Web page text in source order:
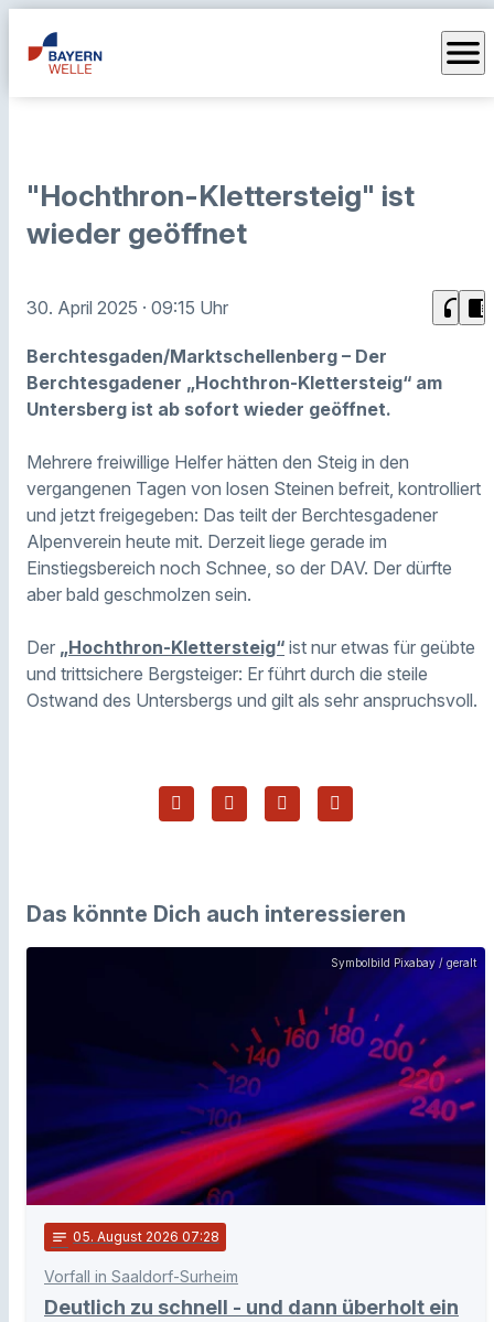
menu
"Hochthron-Klettersteig" ist
wieder geöffnet
30. April 2025 · 09:15 Uhr headphones chrome_reader_mode
Berchtesgaden/Marktschellenberg – Der
Berchtesgadener „Hochthron-Klettersteig“ am
Untersberg ist ab sofort wieder geöffnet.
Mehrere freiwillige Helfer hätten den Steig in den
vergangenen Tagen von losen Steinen befreit, kontrolliert
und jetzt freigegeben: Das teilt der Berchtesgadener
Alpenverein heute mit. Derzeit liege gerade im
Einstiegsbereich noch Schnee, so der DAV. Der dürfte
aber bald geschmolzen sein.
Der „Hochthron-Klettersteig“ ist nur etwas für geübte
und trittsichere Bergsteiger: Er führt durch die steile
Ostwand des Untersbergs und gilt als sehr anspruchsvoll.
Das könnte Dich auch interessieren
Symbolbild Pixabay / geralt
notes 05. August 2026 07:28
Vorfall in Saaldorf-Surheim
Deutlich zu schnell - und dann überholt ein